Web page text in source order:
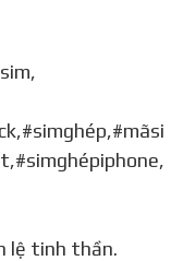
lệ tinh thần.